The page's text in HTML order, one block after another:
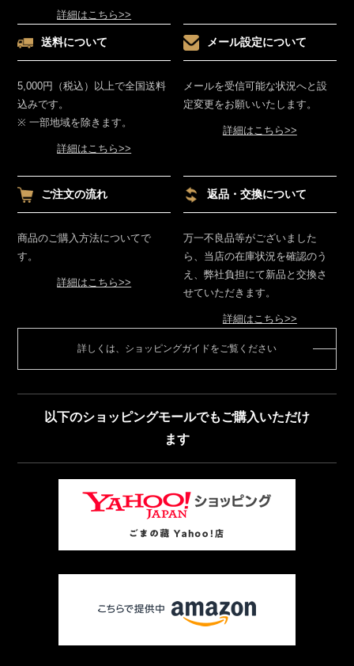
詳細はこちら>>
送料について
5,000円（税込）以上で全国送料
込みです。
※ 一部地域を除きます。
詳細はこちら>>
メール設定について
メールを受信可能な状況へと設
定変更をお願いいたします。
詳細はこちら>>
ご注文の流れ
商品のご購入方法についてで
す。
詳細はこちら>>
返品・交換について
万一不良品等がございました
ら、当店の在庫状況を確認のう
え、弊社負担にて新品と交換さ
せていただきます。
詳細はこちら>>
詳しくは、ショッピングガイドをご覧ください
以下のショッピングモールでもご購入いただけ
ます